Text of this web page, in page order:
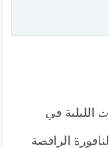
الليلية في
الراقصة